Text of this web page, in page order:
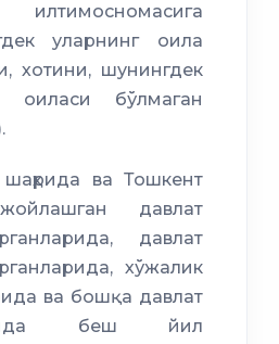
илтимосномасига
уларнинг оила
хотини, шунингдек
оиласи бўлмаган
ва Тошкент
давлат
давлат
хўжалик
ва бошқа давлат
беш йил